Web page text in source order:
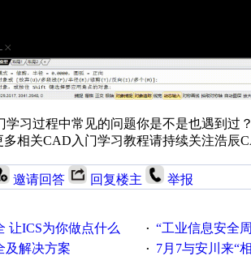
学习过程中常见的问题你是不是也遇到
相关CAD入门学习教程请持续关注浩辰
邀请回答 回复楼主 举报
让ICS为你做点什么 · “工业信息安全周之我见”
及解决方案 · 7月7与安川来“